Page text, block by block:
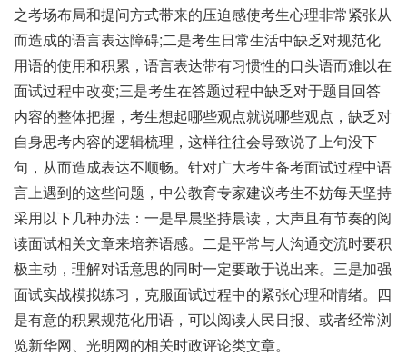
之考场布局和提问方式带来的压迫感使考生心理非常紧张从
而造成的语言表达障碍;二是考生日常生活中缺乏对规范化
用语的使用和积累，语言表达带有习惯性的口头语而难以在
面试过程中改变;三是考生在答题过程中缺乏对于题目回答
内容的整体把握，考生想起哪些观点就说哪些观点，缺乏对
自身思考内容的逻辑梳理，这样往往会导致说了上句没下
句，从而造成表达不顺畅。针对广大考生备考面试过程中语
言上遇到的这些问题，中公教育专家建议考生不妨每天坚持
采用以下几种办法：一是早晨坚持晨读，大声且有节奏的阅
读面试相关文章来培养语感。二是平常与人沟通交流时要积
极主动，理解对话意思的同时一定要敢于说出来。三是加强
面试实战模拟练习，克服面试过程中的紧张心理和情绪。四
是有意的积累规范化用语，可以阅读人民日报、或者经常浏
览新华网、光明网的相关时政评论类文章。